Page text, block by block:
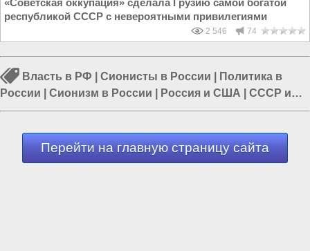
«Советская оккупация» сделала Грузию самой богатой
республикой СССР с невероятными привилегиями
2 546 74
Власть в РФ Сионисты в России
Политика в
России
Сионизм в России Россия и США
СССР и
Россия|США и Европа
Перейти на главную страницу сайта